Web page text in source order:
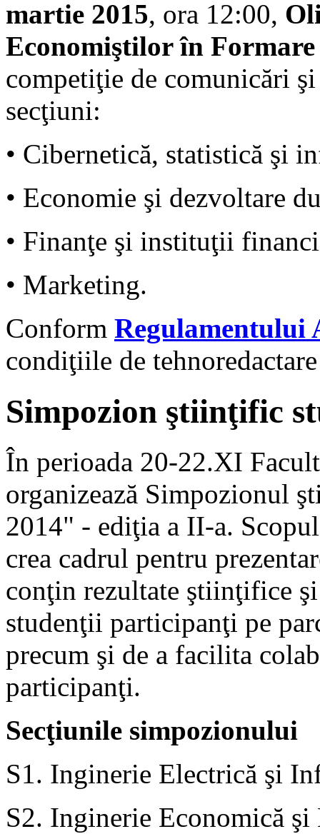
martie 2015, ora 12:00,
Economiştilor în Formare
competiţie de comunicări
secţiuni:
• Cibernetică, statistică şi
• Economie şi dezvoltare
• Finanţe şi instituţii
• Marketing.
Conform Regulamentului
condiţiile de
Simpozion ştiinţific
În perioada 20-22.XI
organizează Simpozionul
2014" - ediţia a II-a.
crea cadrul pentru
conţin rezultate ştiinţifice
studenţii participanţi pe
precum şi de a facilita
participanţi.
Secţiunile simpozionului
S1. Inginerie Electrică şi
S2. Inginerie Economică şi